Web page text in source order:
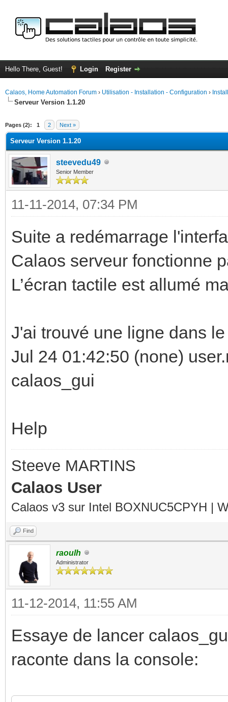
Hello There, Guest! Login Register
Calaos, Home Automation Forum › Utilisation - Installation - Configuration ›
Serveur Version 1.1.20
Pages (2): 1 2 Next »
Serveur Version 1.1.20
steevedu49
Senior Member
11-11-2014, 07:34 PM
Suite a redémarrage
Calaos serveur fonctionne
L’écran tactile est allumé
J'ai trouvé une ligne dans
Jul 24 01:42:50 (none)
calaos_gui
Help
Steeve MARTINS
Calaos User
Calaos v3 sur Intel BOXNUC5CPYH |
Find
raoulh
Administrator
11-12-2014, 11:55 AM
Essaye de lancer
raconte dans la console: